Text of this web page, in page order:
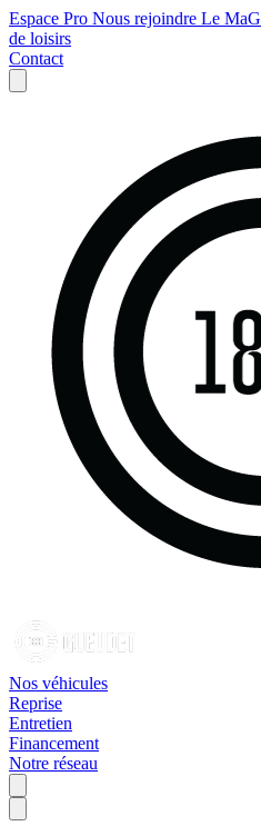
Espace Pro Nous rejoindre Le MaG
de loisirs
Contact
Nos véhicules
Reprise
Entretien
Financement
Notre réseau